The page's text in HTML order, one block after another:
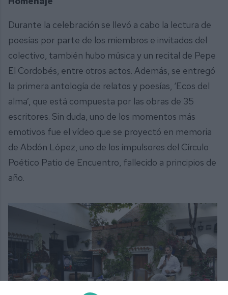
Durante la celebración se llevó a cabo la lectura de
poesías por parte de los miembros e invitados del
colectivo, también hubo música y un recital de Pepe
El Cordobés, entre otros actos. Además, se entregó
la primera antología de relatos y poesías, ‘Ecos del
alma’, que está compuesta por las obras de 35
escritores. Sin duda, uno de los momentos más
emotivos fue el vídeo que se proyectó en memoria
de Abdón López, uno de los impulsores del Círculo
Poético Patio de Encuentro, fallecido a principios de
año.